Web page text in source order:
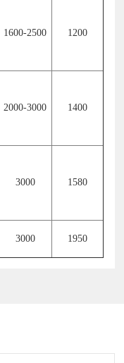
1600-2500
1200
2000-3000
1400
3000
1580
3000 1950